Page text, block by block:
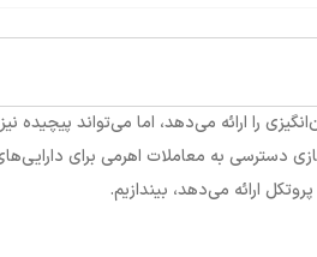
را ارائه می‌دهد، اما می‌تواند پیچیده
دسترسی به معاملات اهرمی برای
ارائه می‌دهد، بیندازیم.